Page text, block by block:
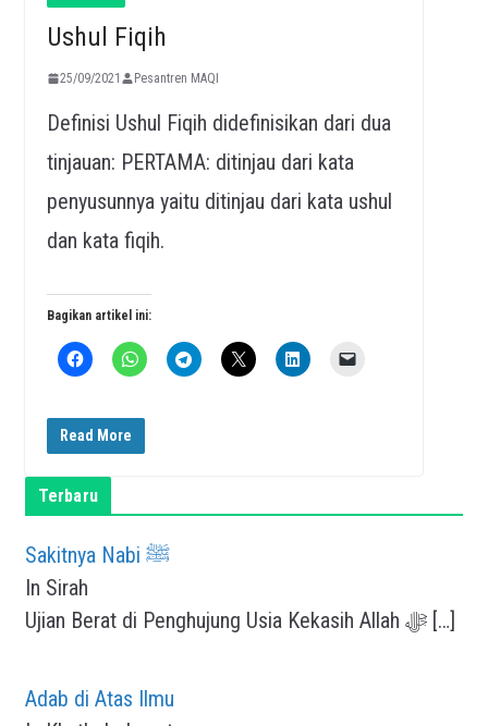
Ushul Fiqih
25/09/2021 Pesantren MAQI
Definisi Ushul Fiqih didefinisikan dari dua
tinjauan: PERTAMA: ditinjau dari kata
penyusunnya yaitu ditinjau dari kata ushul
dan kata fiqih.
Bagikan artikel ini:
Read More
Terbaru
Sakitnya Nabi ﷺ
In Sirah
Ujian Berat di Penghujung Usia Kekasih Allah ﷻ […]
Adab di Atas Ilmu